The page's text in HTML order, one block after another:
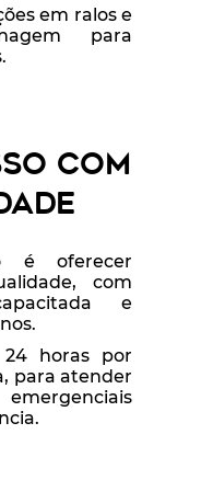
em ralos e
para
com
é oferecer
com
e
24 horas por
para atender